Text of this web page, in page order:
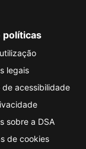
políticas
legais
de acessibilidade
sobre a DSA
de cookies